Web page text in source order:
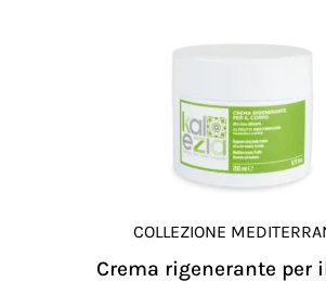
COLLEZIONE
Crema rigenerante per